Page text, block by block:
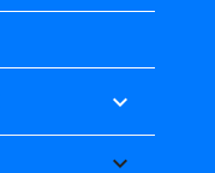

keyboard_arrow_down